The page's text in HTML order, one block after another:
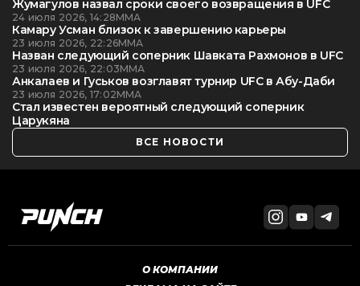
Жумагулов назвал сроки своего возвращения в UFC
24 июля 2026, 14:28ММА
Камару Усман близок к завершению карьеры
23 июля 2026, 22:26ММА
Назван следующий соперник Шавката Рахмонов в UFC
23 июля 2026, 22:03ММА
Анкалаев и Гуськов возглавят турнир UFC в Абу-Даби
23 июля 2026, 17:02ММА
Стал известен вероятный следующий соперник
Царукяна
ВСЕ НОВОСТИ
О КОМПАНИИ